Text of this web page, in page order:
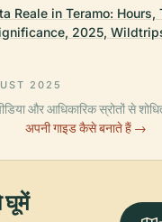
Reale in Teramo: Hours,
2025,
2025
और आधिकारिक स्रोतों से
अपनी गाइड कैसे बनाते हैं →
घूमें